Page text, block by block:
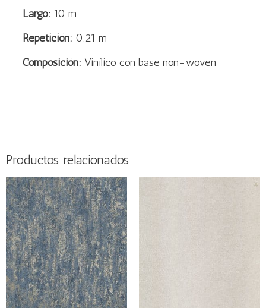
Largo: 10 m
Repetición: 0.21 m
Composición: Vinílico con base non-woven
Productos relacionados